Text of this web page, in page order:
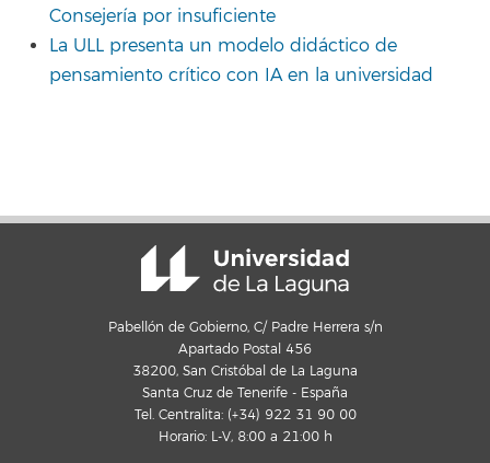
Consejería por insuficiente
La ULL presenta un modelo didáctico de
pensamiento crítico con IA en la universidad
Pabellón de Gobierno, C/ Padre Herrera s/n
Apartado Postal 456
38200, San Cristóbal de La Laguna
Santa Cruz de Tenerife - España
Tel. Centralita: (+34) 922 31 90 00
Horario: L-V, 8:00 a 21:00 h